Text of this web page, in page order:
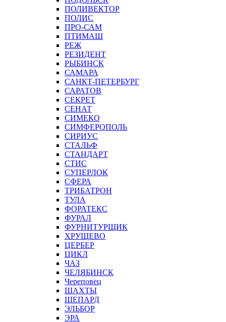
ПОЛИВЕКТОР
ПОЛИС
ПРО-САМ
ПТИМАШ
РЕЖ
РЕЗИДЕНТ
РЫБИНСК
САМАРА
САНКТ-ПЕТЕРБУРГ
САРАТОВ
СЕКРЕТ
СЕНАТ
СИМЕКО
СИМФЕРОПОЛЬ
СИРИУС
СТАЛЬФ
СТАНДАРТ
СТИС
СУПЕРЛОК
СФЕРА
ТРИБАТРОН
ТУЛА
ФОРАТЕКС
ФУРАЛ
ФУРНИТУРЩИК
ХРУЩЕВО
ЦЕРБЕР
ЦИКЛ
ЧАЗ
ЧЕЛЯБИНСК
Череповец
ШАХТЫ
ШЕПАРД
ЭЛЬБОР
ЭРА